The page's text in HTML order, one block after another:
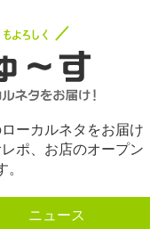
ーカルネタをお届け
ポ、お店のオープン
ニュース